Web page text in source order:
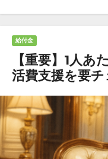
給付金
【重要】1人
活費支援を要チ